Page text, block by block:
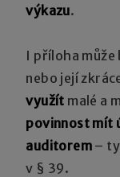
výkazu.
I příloha může
nebo její
využít malé a
povinnost mít
auditorem –
v § 39.